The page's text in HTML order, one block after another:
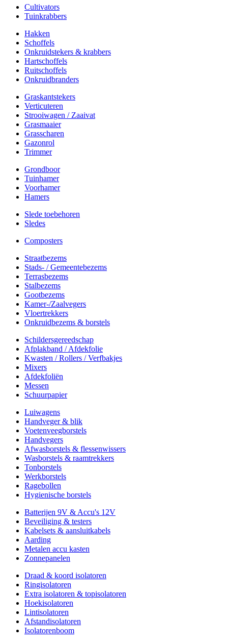
Cultivators
Tuinkrabbers
Hakken
Schoffels
Onkruidstekers & krabbers
Hartschoffels
Ruitschoffels
Onkruidbranders
Graskantstekers
Verticuteren
Strooiwagen / Zaaivat
Grasmaaier
Grasscharen
Gazonrol
Trimmer
Grondboor
Tuinhamer
Voorhamer
Hamers
Slede toebehoren
Sledes
Composters
Straatbezems
Stads- / Gemeentebezems
Terrasbezems
Stalbezems
Gootbezems
Kamer-/Zaalvegers
Vloertrekkers
Onkruidbezems & borstels
Schildersgereedschap
Afplakband / Afdekfolie
Kwasten / Rollers / Verfbakjes
Mixers
Afdekfoliën
Messen
Schuurpapier
Luiwagens
Handveger & blik
Voetenveegborstels
Handvegers
Afwasborstels & flessenwissers
Wasborstels & raamtrekkers
Tonborstels
Werkborstels
Ragebollen
Hygienische borstels
Batterijen 9V & Accu's 12V
Beveiliging & testers
Kabelsets & aansluitkabels
Aarding
Metalen accu kasten
Zonnepanelen
Draad & koord isolatoren
Ringisolatoren
Extra isolatoren & topisolatoren
Hoekisolatoren
Lintisolatoren
Afstandisolatoren
Isolatorenboom